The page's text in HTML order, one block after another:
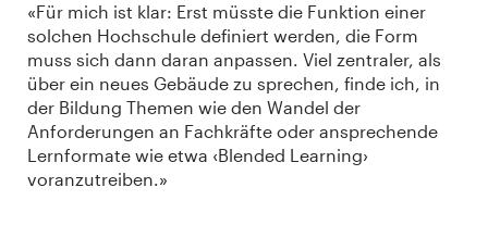
«Für mich ist klar: Erst müsste die Funktion einer
solchen Hochschule definiert werden, die Form
muss sich dann daran anpassen. Viel zentraler, als
über ein neues Gebäude zu sprechen, finde ich, in
der Bildung Themen wie den Wandel der
Anforderungen an Fachkräfte oder ansprechende
Lernformate wie etwa ‹Blended Learning›
voranzutreiben.»